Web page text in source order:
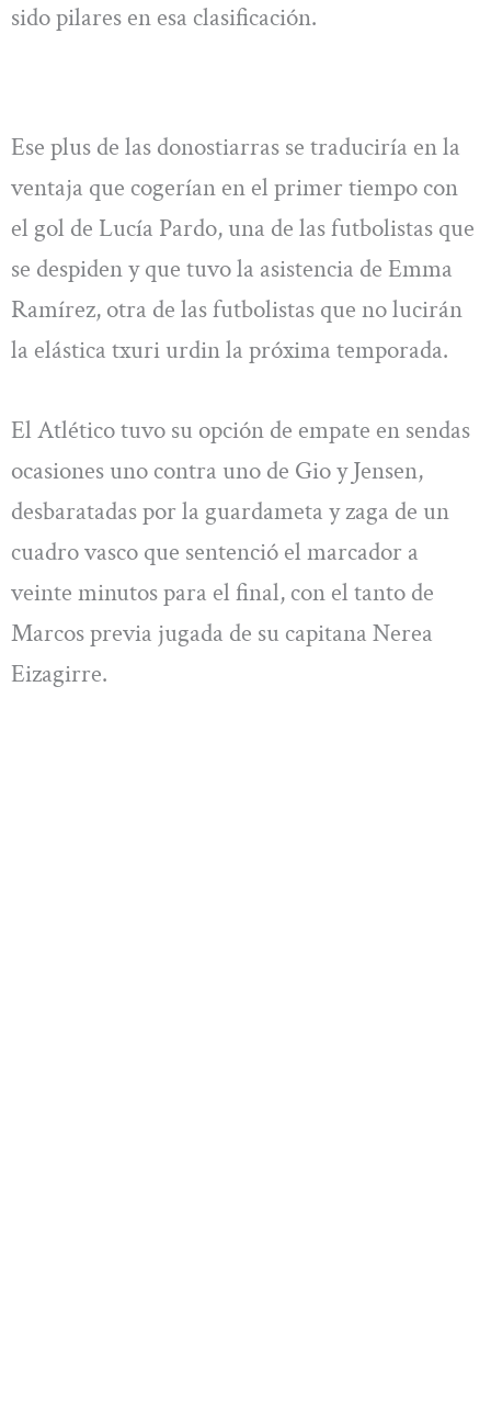
sido pilares en esa clasificación.
Ese plus de las donostiarras se traduciría en la
ventaja que cogerían en el primer tiempo con
el gol de Lucía Pardo, una de las futbolistas que
se despiden y que tuvo la asistencia de Emma
Ramírez, otra de las futbolistas que no lucirán
la elástica txuri urdin la próxima temporada.
El Atlético tuvo su opción de empate en sendas
ocasiones uno contra uno de Gio y Jensen,
desbaratadas por la guardameta y zaga de un
cuadro vasco que sentenció el marcador a
veinte minutos para el final, con el tanto de
Marcos previa jugada de su capitana Nerea
Eizagirre.